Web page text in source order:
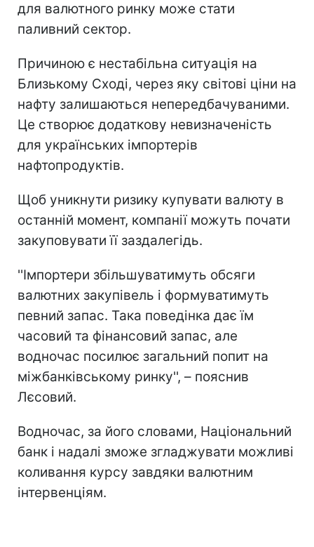
для валютного ринку може стати
паливний сектор.
Причиною є нестабільна ситуація на
Близькому Сході, через яку світові ціни на
нафту залишаються непередбачуваними.
Це створює додаткову невизначеність
для українських імпортерів
нафтопродуктів.
Щоб уникнути ризику купувати валюту в
останній момент, компанії можуть почати
закуповувати її заздалегідь.
''Імпортери збільшуватимуть обсяги
валютних закупівель і формуватимуть
певний запас. Така поведінка дає їм
часовий та фінансовий запас, але
водночас посилює загальний попит на
міжбанківському ринку'', – пояснив
Лєсовий.
Водночас, за його словами, Національний
банк і надалі зможе згладжувати можливі
коливання курсу завдяки валютним
інтервенціям.